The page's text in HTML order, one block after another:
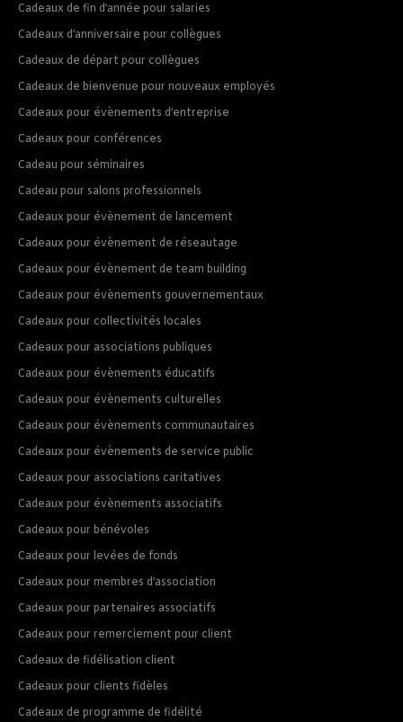
Cadeaux de fin d’année pour salaries
Cadeaux d’anniversaire pour collègues
Cadeaux de départ pour collègues
Cadeaux de bienvenue pour nouveaux employés
Cadeaux pour évènements d’entreprise
Cadeaux pour conférences
Cadeau pour séminaires
Cadeau pour salons professionnels
Cadeaux pour évènement de lancement
Cadeaux pour évènement de réseautage
Cadeaux pour évènement de team building
Cadeaux pour évènements gouvernementaux
Cadeaux pour collectivités locales
Cadeaux pour associations publiques
Cadeaux pour évènements éducatifs
Cadeaux pour évènements culturelles
Cadeaux pour évènements communautaires
Cadeaux pour évènements de service public
Cadeaux pour associations caritatives
Cadeaux pour évènements associatifs
Cadeaux pour bénévoles
Cadeaux pour levées de fonds
Cadeaux pour membres d’association
Cadeaux pour partenaires associatifs
Cadeaux pour remerciement pour client
Cadeaux de fidélisation client
Cadeaux pour clients fidèles
Cadeaux de programme de fidélité